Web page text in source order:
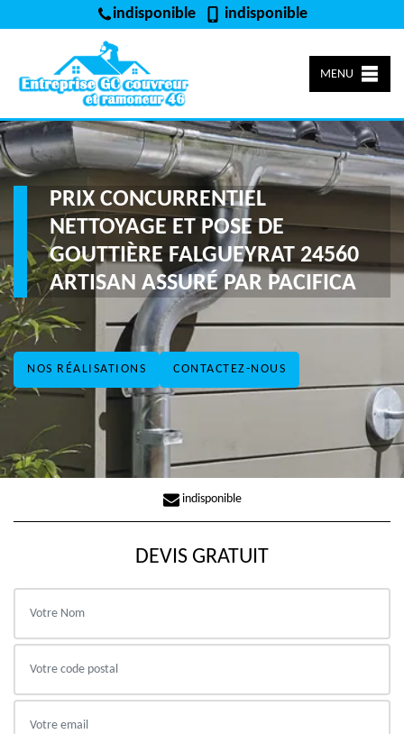
indisponible indisponible
MENU
NOS RÉALISATIONS CONTACTEZ-NOUS
PRIX CONCURRENTIEL
NETTOYAGE ET POSE DE
GOUTTIÈRE FALGUEYRAT 24560
ARTISAN ASSURÉ PAR PACIFICA
indisponible
DEVIS GRATUIT